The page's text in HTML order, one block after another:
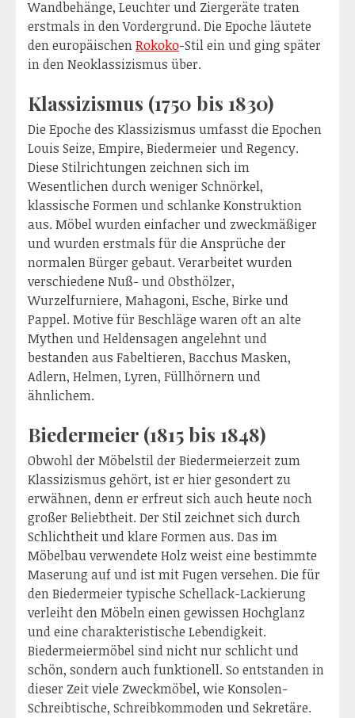
Wandbehänge, Leuchter und Ziergeräte traten
erstmals in den Vordergrund. Die Epoche läutete
den europäischenRokoko-Stil ein und ging später
in den Neoklassizismus über.
Klassizismus (1750 bis 1830)
Die Epoche des Klassizismus umfasst die Epochen
Louis Seize, Empire, Biedermeier und Regency.
Diese Stilrichtungen zeichnen sich im
Wesentlichen durch weniger Schnörkel,
klassische Formen und schlanke Konstruktion
aus. Möbel wurden einfacher und zweckmäßiger
und wurden erstmals für die Ansprüche der
normalen Bürger gebaut. Verarbeitet wurden
verschiedene Nuß- und Obsthölzer,
Wurzelfurniere, Mahagoni, Esche, Birke und
Pappel. Motive für Beschläge waren oft an alte
Mythen und Heldensagen angelehnt und
bestanden aus Fabeltieren, Bacchus Masken,
Adlern, Helmen, Lyren, Füllhörnern und
ähnlichem.
Biedermeier (1815 bis 1848)
Obwohl der Möbelstil der Biedermeierzeit zum
Klassizismus gehört, ist er hier gesondert zu
erwähnen, denn er erfreut sich auch heute noch
großer Beliebtheit. Der Stil zeichnet sich durch
Schlichtheit und klare Formen aus. Das im
Möbelbau verwendete Holz weist eine bestimmte
Maserung auf und ist mit Fugen versehen. Die für
den Biedermeier typische Schellack-Lackierung
verleiht den Möbeln einen gewissen Hochglanz
und eine charakteristische Lebendigkeit.
Biedermeiermöbel sind nicht nur schlicht und
schön, sondern auch funktionell. So entstanden in
dieser Zeit viele Zweckmöbel, wie Konsolen-
Schreibtische, Schreibkommoden und Sekretäre.